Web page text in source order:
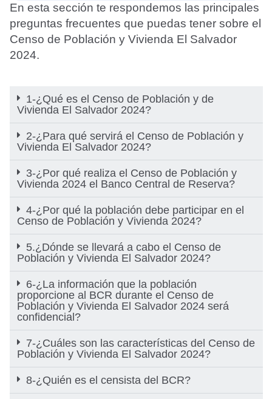
En esta sección te respondemos las principales
preguntas frecuentes que puedas tener sobre el
Censo de Población y Vivienda El Salvador
2024.
1-¿Qué es el Censo de Población y de
Vivienda El Salvador 2024?
2-¿Para qué servirá el Censo de Población y
Vivienda El Salvador 2024?
3-¿Por qué realiza el Censo de Población y
Vivienda 2024 el Banco Central de Reserva?
4-¿Por qué la población debe participar en el
Censo de Población y Vivienda 2024?
5.¿Dónde se llevará a cabo el Censo de
Población y Vivienda El Salvador 2024?
6-¿La información que la población
proporcione al BCR durante el Censo de
Población y Vivienda El Salvador 2024 será
confidencial?
7-¿Cuáles son las características del Censo de
Población y Vivienda El Salvador 2024?
8-¿Quién es el censista del BCR?